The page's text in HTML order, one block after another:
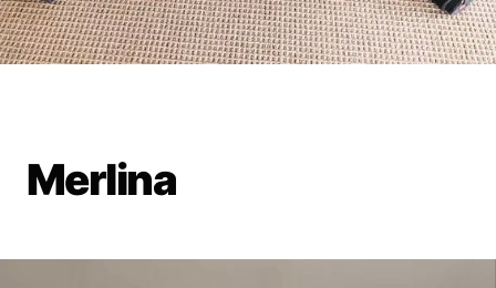
Merlina